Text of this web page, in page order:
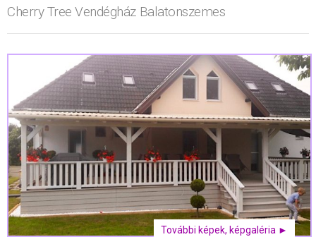
Cherry Tree Vendégház Balatonszemes
További képek, képgaléria ►